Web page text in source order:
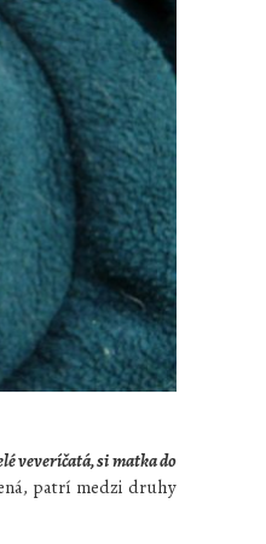
veveríčatá, si matka do
patrí medzi druhy